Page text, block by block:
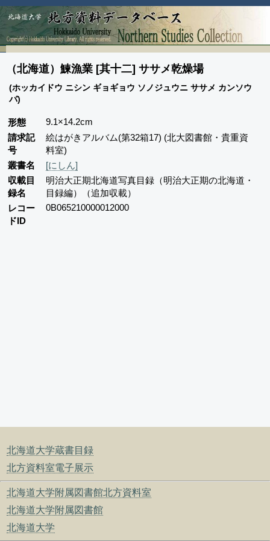
北海道大学蔵書目録
北方資料室電子展示
北海道大学附属図書館北方資料室
北海道大学附属図書館
北海道大学
（北海道）鰊漁業 [其十二] ササメ乾燥場
(ホッカイドウ ニシン ギョギョウ ソノジュウニ ササメ カンソウ
バ)
形態
9.1×14.2cm
請求記
号
絵はがきアルバム(第32箱17) (北大図書館・貴重資
料室)
叢書名
[にしん]
収載目
録名
明治大正期北海道写真目録（明治大正期の北海道・
目録編）（追加収載）
レコー
ドID
0B065210000012000